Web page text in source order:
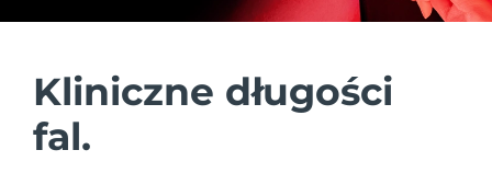
Kliniczne długości
fal.
Moje subskrypcje
FAQ™ Dual LED Panel
Kraj dostawy
Stany Zjednoczone
Oczekiwany czas dostawy